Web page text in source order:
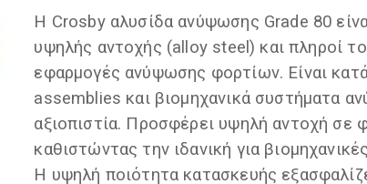
Η Crosby αλυσίδα ανύψωσης Grade 80
υψηλής αντοχής (alloy steel) και πληροί
εφαρμογές ανύψωσης φορτίων. Είναι
assemblies και βιομηχανικά συστήματα
αξιοπιστία. Προσφέρει υψηλή αντοχή σε
καθιστώντας την ιδανική για
Η υψηλή ποιότητα κατασκευής